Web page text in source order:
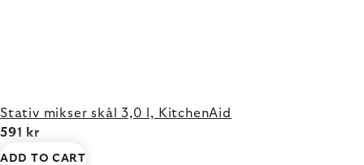
Stativ mikser skål 3,0 l, KitchenAid
591 kr
ADD TO CART